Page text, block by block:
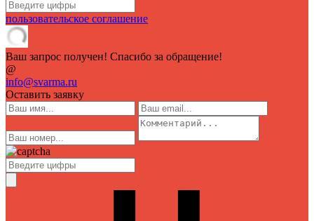
пользовательское соглашение
Ваш запрос получен! Спасибо за обращение!
@
info@svarma.ru
Оставить заявку